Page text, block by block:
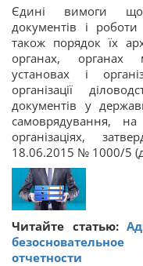
Єдині вимоги
документів і
також порядок їх
органах, органах
установах і
організації
документів у
самоврядування,
організаціях,
18.06.2015 № 1000/5
Читайте статью:
отчетности